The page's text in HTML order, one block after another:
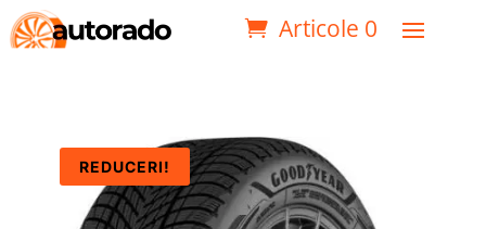
Articole 0
REDUCERI!